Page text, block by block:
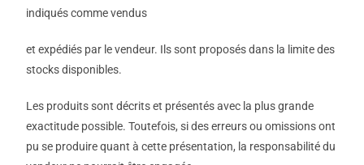
indiqués comme vendus
et expédiés par le vendeur. Ils sont proposés dans la limite des
stocks disponibles.
Les produits sont décrits et présentés avec la plus grande
exactitude possible. Toutefois, si des erreurs ou omissions ont
pu se produire quant à cette présentation, la responsabilité du